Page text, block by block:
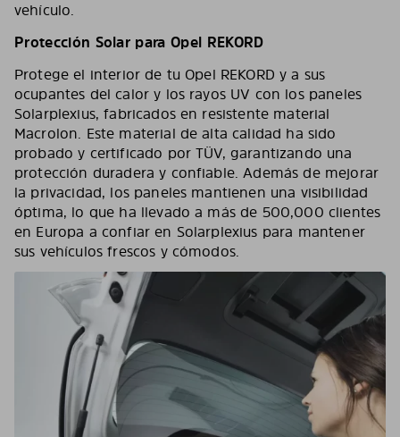
vehículo.
Protección Solar para Opel REKORD
Protege el interior de tu Opel REKORD y a sus
ocupantes del calor y los rayos UV con los paneles
Solarplexius, fabricados en resistente material
Macrolon. Este material de alta calidad ha sido
probado y certificado por TÜV, garantizando una
protección duradera y confiable. Además de mejorar
la privacidad, los paneles mantienen una visibilidad
óptima, lo que ha llevado a más de 500,000 clientes
en Europa a confiar en Solarplexius para mantener
sus vehículos frescos y cómodos.